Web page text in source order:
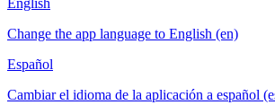
Change the app language to English (en)
Español
Cambiar el idioma de la aplicación a español